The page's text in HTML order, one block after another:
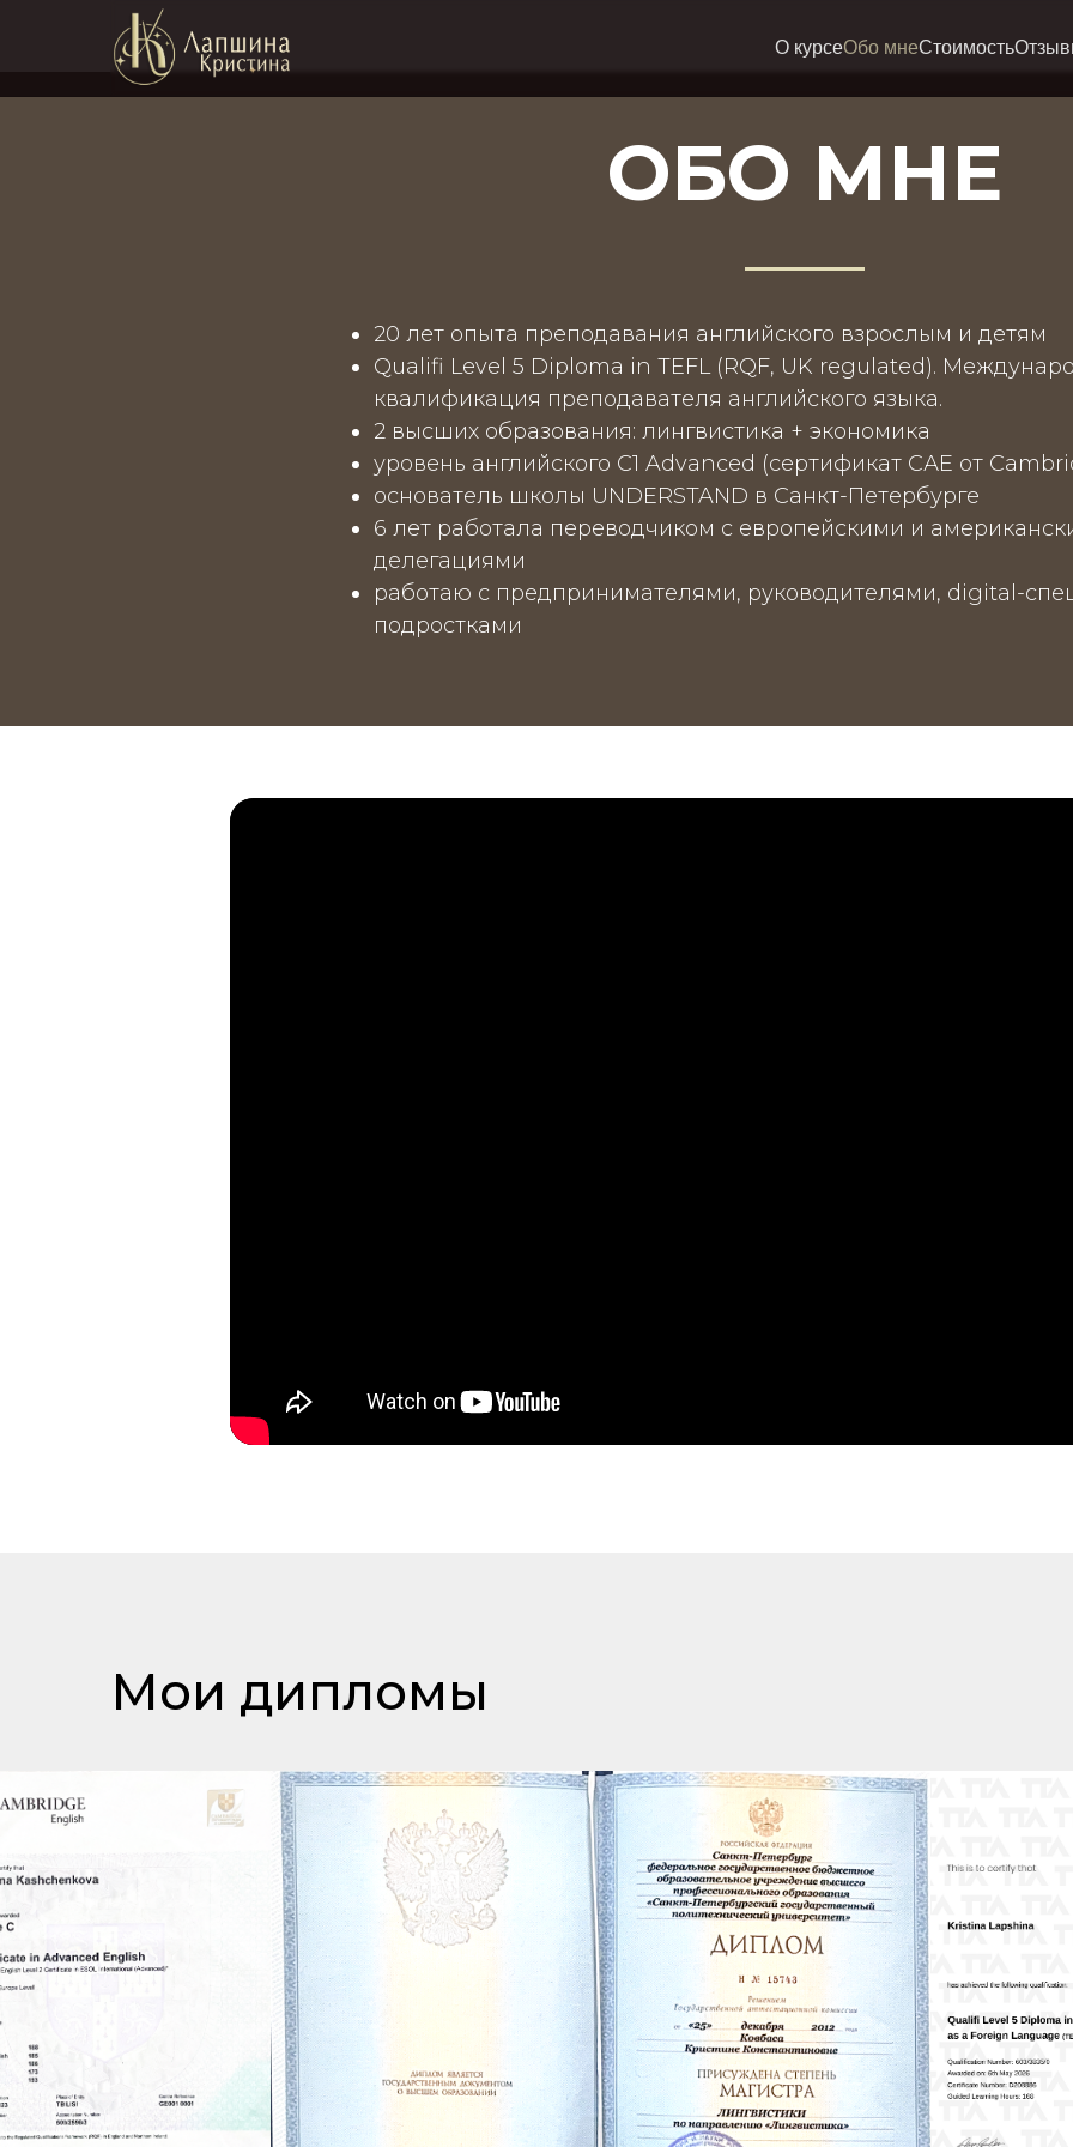
О курсеОбо мнеСтоимость
ОБО МНЕ
20 лет опыта преподавания английского взрослым и детям
Qualifi Level 5 Diploma in TEFL (RQF, UK regulated).
квалификация преподавателя английского языка.
2 высших образования: лингвистика + экономика
уровень английского С1 Advanced (сертификат САЕ от
основатель школы UNDERSTAND в Санкт-Петербурге
6 лет работала переводчиком с европейскими и
делегациями
работаю с предпринимателями, руководителями, digital-
подростками
Мои дипломы